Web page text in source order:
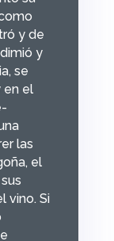
y de
y
se
en el
las
el
vino. Si